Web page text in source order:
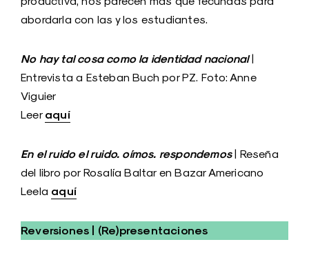
abordarla con las y los estudiantes.
No hay tal cosa como la identidad nacional |
Entrevista a Esteban Buch por PZ. Foto: Anne
Viguier
Leer aquí
En el ruido el ruido. oímos. respondemos| Reseña
del libro por Rosalía Baltar en Bazar Americano
Leela aquí
Reversiones | (Re)presentaciones